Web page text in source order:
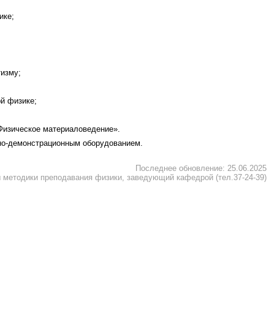
физике;
материаловедение».
демонстрационным оборудованием.
Последнее обновление: 25.06.2025
преподавания физики, заведующий кафедрой (тел.37-24-39)